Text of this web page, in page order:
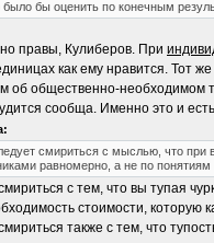
бы оценить по конечным
правы, Кулиберов. При
как ему нравится. Тот
об общественно-необходимом
сообща. Именно это и
смириться с мыслью, что при
равномерно, а не по
с тем, что вы тупая
стоимости, которую
также с тем, что